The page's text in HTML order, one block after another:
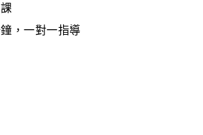
，一對一指導